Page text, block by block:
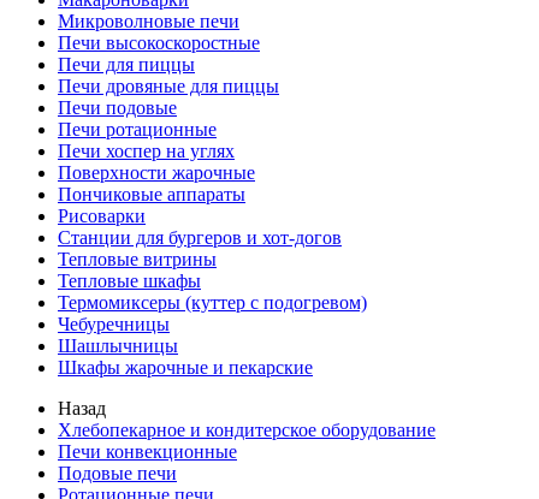
Микроволновые печи
Печи высокоскоростные
Печи для пиццы
Печи дровяные для пиццы
Печи подовые
Печи ротационные
Печи хоспер на углях
Поверхности жарочные
Пончиковые аппараты
Рисоварки
Станции для бургеров и хот-догов
Тепловые витрины
Тепловые шкафы
Термомиксеры (куттер с подогревом)
Чебуречницы
Шашлычницы
Шкафы жарочные и пекарские
Назад
Хлебопекарное и кондитерское оборудование
Печи конвекционные
Подовые печи
Ротационные печи